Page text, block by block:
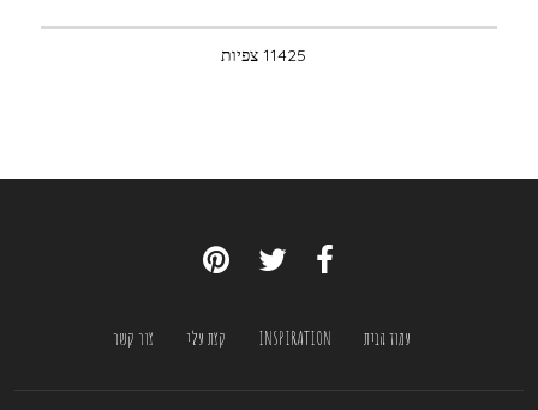
11425 צפיות
עמוד הבית INSPIRATION קצת עלי צור קשר